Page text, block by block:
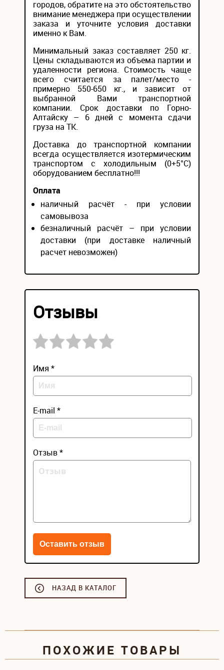
городов, обратите на это обстоятельство
внимание менеджера при осуществлении
заказа и уточните условия доставки
именно к Вам.
Минимальный заказ составляет 250 кг.
Цены складываются из объема партии и
удаленности региона. Стоимость чаще
всего считается за палет/место -
примерно 550-650 кг., и зависит от
выбранной Вами транспортной
компании. Срок доставки по Горно-
Алтайску – 6 дней с момента сдачи
груза на ТК.
Доставка до транспортной компании
всегда осуществляется изотермическим
транспортом с холодильным (0+5°С)
оборудованием бесплатно!!!
Оплата
наличный расчёт - при условии
самовывоза
безналичный расчёт – при условии
доставки (при доставке наличный
расчет невозможен)
Отзывы
Имя *
E-mail *
Отзыв *
НАЗАД В КАТАЛОГ
ПОХОЖИЕ ТОВАРЫ